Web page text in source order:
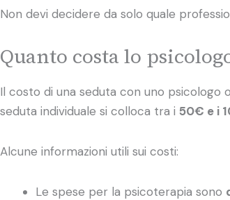
Non devi decidere da solo quale
Quanto costa lo
Il costo di una seduta con uno psicologo
seduta individuale si colloca tra i 50€ e i
Alcune informazioni utili sui costi:
Le spese per la psicoterapia sono